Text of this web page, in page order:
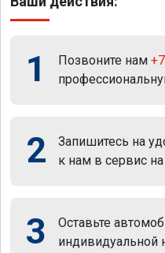
1 Позвоните нам
2
Запишитесь на
к нам в сервис
3
Оставьте
индивидуальной